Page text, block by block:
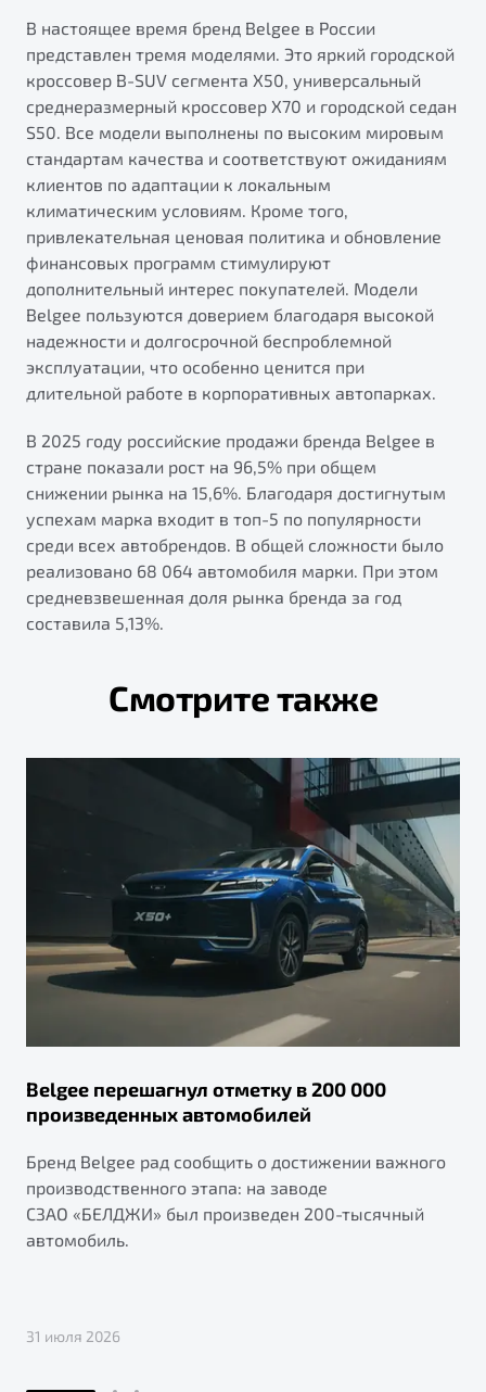
Универсальный кроссовер
от 2 499 990 ₽*
В наличии
Запись на сервис
Калькулятор ТО
Клиентская поддержка
В настоящее время бренд Belgee в России
представлен тремя моделями. Это яркий городской
кроссовер B-SUV сегмента X50, универсальный
среднеразмерный кроссовер X70 и городской седан
S50. Все модели выполнены по высоким мировым
стандартам качества и соответствуют ожиданиям
клиентов по адаптации к локальным
климатическим условиям. Кроме того,
привлекательная ценовая политика и обновление
финансовых программ стимулируют
дополнительный интерес покупателей. Модели
Belgee пользуются доверием благодаря высокой
надежности и долгосрочной беспроблемной
эксплуатации, что особенно ценится при
длительной работе в корпоративных автопарках.
В 2025 году российские продажи бренда Belgee в
стране показали рост на 96,5% при общем
снижении рынка на 15,6%. Благодаря достигнутым
успехам марка входит в топ-5 по популярности
среди всех автобрендов. В общей сложности было
реализовано 68 064 автомобиля марки. При этом
средневзвешенная доля рынка бренда за год
составила 5,13%.
Смотрите также
Belgee перешагнул отметку в 200 000
произведенных автомобилей
Бренд Belgee рад сообщить о достижении важного
производственного этапа: на заводе
СЗАО «БЕЛДЖИ» был произведен 200-тысячный
автомобиль.
31 июля 2026